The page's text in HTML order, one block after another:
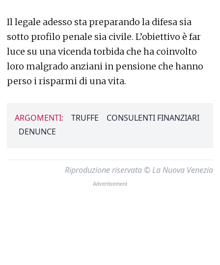
Il legale adesso sta preparando la difesa sia
sotto profilo penale sia civile. L’obiettivo è far
luce su una vicenda torbida che ha coinvolto
loro malgrado anziani in pensione che hanno
perso i risparmi di una vita.
ARGOMENTI: TRUFFE
CONSULENTI FINANZIARI
DENUNCE
Riproduzione riservata © La Nuova Venezia